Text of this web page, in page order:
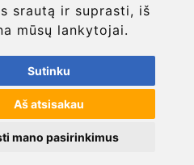
srautą ir suprasti, iš
mūsų lankytojai.
Sutinku
Aš atsisakau
mano pasirinkimus